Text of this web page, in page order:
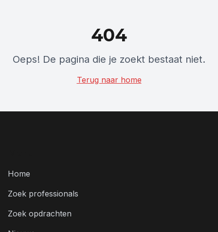
404
Oeps! De pagina die je zoekt bestaat niet.
Terug naar home
Home
Zoek professionals
Zoek opdrachten